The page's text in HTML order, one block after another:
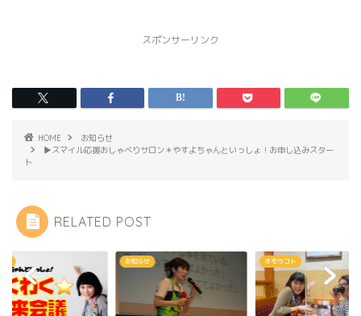
スポンサーリンク
HOME
お知らせ
▶︎スマイル応援おしゃべりサロン＊やすよちゃんといっしょ！お申し込みスター
ト
RELATED POST
オモウコト お知らせ